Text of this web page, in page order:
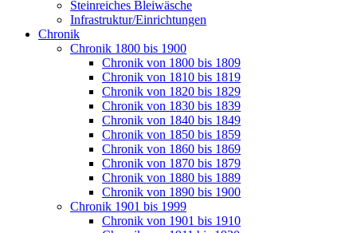
Steinreiches Bleiwäsche
Infrastruktur/Einrichtungen
Chronik
Chronik 1800 bis 1900
Chronik von 1800 bis 1809
Chronik von 1810 bis 1819
Chronik von 1820 bis 1829
Chronik von 1830 bis 1839
Chronik von 1840 bis 1849
Chronik von 1850 bis 1859
Chronik von 1860 bis 1869
Chronik von 1870 bis 1879
Chronik von 1880 bis 1889
Chronik von 1890 bis 1900
Chronik 1901 bis 1999
Chronik von 1901 bis 1910